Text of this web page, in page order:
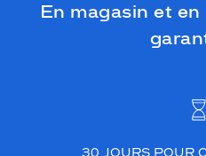
En magasin et
30 JOURS POUR